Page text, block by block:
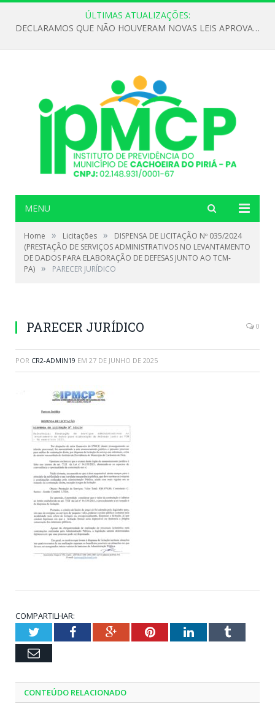
ÚLTIMAS ATUALIZAÇÕES:
DECLARAMOS QUE NÃO HOUVERAM NOVAS LEIS APROVADAS ATÉ O MOMENTO PARA O INSTITUTO DE PREVIDÊNCIA NO ANO DE 2026
MENU
Home » Licitações »
DISPENSA DE LICITAÇÃO Nº 035/2024
(PRESTAÇÃO DE SERVIÇOS ADMINISTRATIVOS NO LEVANTAMENTO
DE DADOS PARA ELABORAÇÃO DE DEFESAS JUNTO AO TCM-
PA) » PARECER JURÍDICO
PARECER JURÍDICO 0
POR CR2-ADMIN19 EM 27 DE JUNHO DE 2025
COMPARTILHAR:
TwitterFacebookGoogle+PinterestLinkedInTumblr
Email
CONTEÚDO RELACIONADO